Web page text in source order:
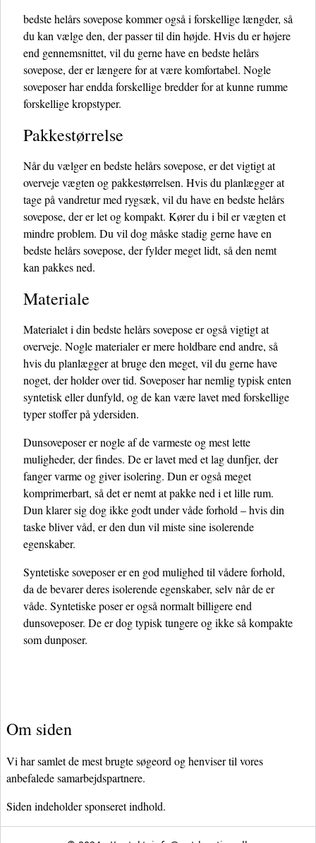
bedste helårs sovepose kommer også i forskellige længder, så
du kan vælge den, der passer til din højde. Hvis du er højere
end gennemsnittet, vil du gerne have en bedste helårs
sovepose, der er længere for at være komfortabel. Nogle
soveposer har endda forskellige bredder for at kunne rumme
forskellige kropstyper.
Pakkestørrelse
Når du vælger en bedste helårs sovepose, er det vigtigt at
overveje vægten og pakkestørrelsen. Hvis du planlægger at
tage på vandretur med rygsæk, vil du have en bedste helårs
sovepose, der er let og kompakt. Kører du i bil er vægten et
mindre problem. Du vil dog måske stadig gerne have en
bedste helårs sovepose, der fylder meget lidt, så den nemt
kan pakkes ned.
Materiale
Materialet i din bedste helårs sovepose er også vigtigt at
overveje. Nogle materialer er mere holdbare end andre, så
hvis du planlægger at bruge den meget, vil du gerne have
noget, der holder over tid. Soveposer har nemlig typisk enten
syntetisk eller dunfyld, og de kan være lavet med forskellige
typer stoffer på ydersiden.
Dunsoveposer er nogle af de varmeste og mest lette
muligheder, der findes. De er lavet med et lag dunfjer, der
fanger varme og giver isolering. Dun er også meget
komprimerbart, så det er nemt at pakke ned i et lille rum.
Dun klarer sig dog ikke godt under våde forhold – hvis din
taske bliver våd, er den dun vil miste sine isolerende
egenskaber.
Syntetiske soveposer er en god mulighed til vådere forhold,
da de bevarer deres isolerende egenskaber, selv når de er
våde. Syntetiske poser er også normalt billigere end
dunsoveposer. De er dog typisk tungere og ikke så kompakte
som dunposer.
Om siden
Vi har samlet de mest brugte søgeord og henviser til vores
anbefalede samarbejdspartnere.
Siden indeholder sponseret indhold.